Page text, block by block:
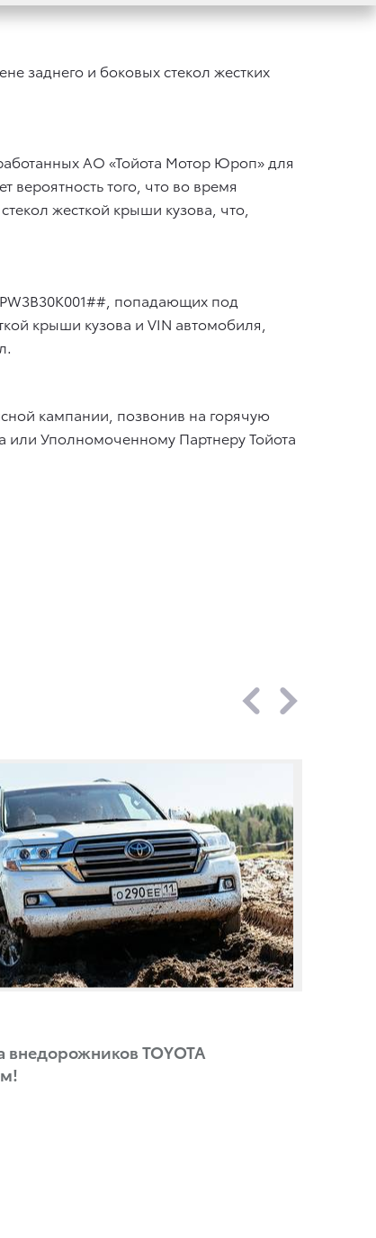
заднего и боковых стекол жестких
АО «Тойота Мотор Юроп» для
того, что во время
жесткой крыши кузова, что,
попадающих под
крыши кузова и VIN автомобиля,
кампании, позвонив на горячую
Уполномоченному Партнеру Тойота
внедорожников TOYOTA